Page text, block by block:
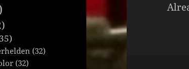
(32)
(32)